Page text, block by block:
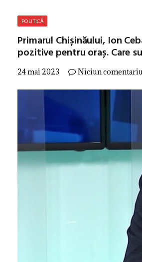
POLITICĂ
Primarul Chișinăului, Ion
pozitive pentru oraș. Care
24 mai 2023 Niciun